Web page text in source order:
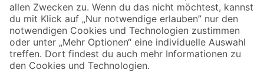
Jetzt die toom-App herunterladen